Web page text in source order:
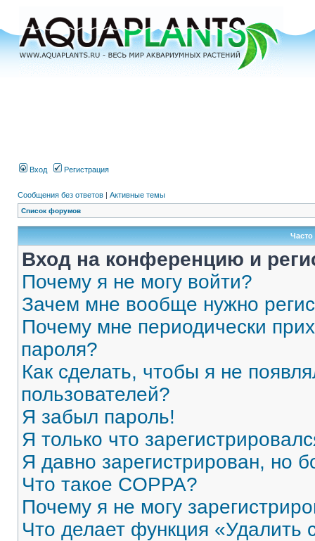
Вход Регистрация
Сообщения без ответов | Активные темы
Список форумов
Вход на конференцию и
Почему я не могу войти?
Зачем мне вообще нужно
Почему мне периодически
пароля?
Как сделать, чтобы я не
пользователей?
Я забыл пароль!
Я только что
Я давно зарегистрирован, но
Что такое COPPA?
Почему я не могу
Что делает функция «Удалить